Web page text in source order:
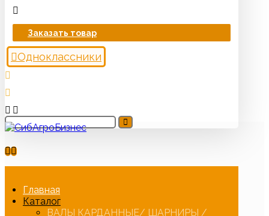
Заказать товар
Одноклассники
Главная
Каталог
ВАЛЫ КАРДАННЫЕ/ ШАРНИРЫ /